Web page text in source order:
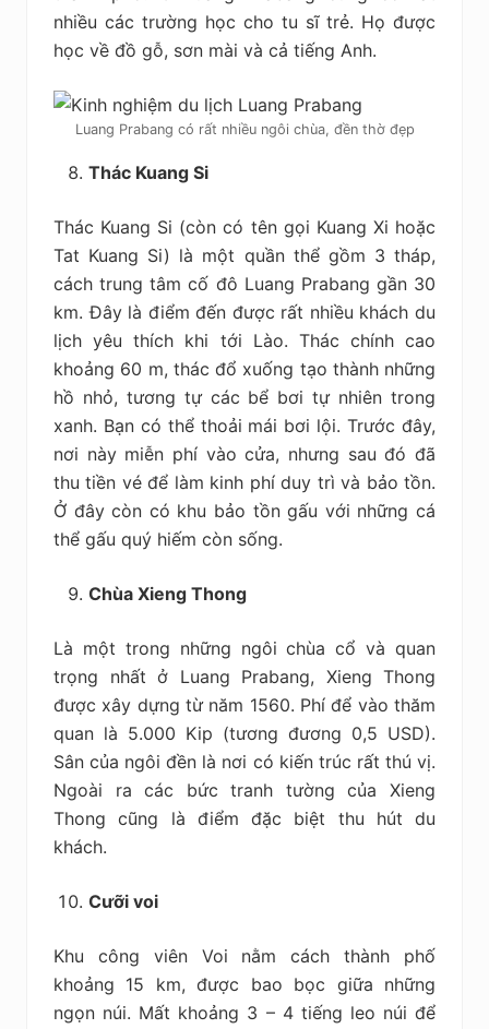
nhiều các trường học cho tu sĩ trẻ. Họ được
học về đồ gỗ, sơn mài và cả tiếng Anh.
Luang Prabang có rất nhiều ngôi chùa, đền thờ đẹp
Thác Kuang Si
Thác Kuang Si (còn có tên gọi Kuang Xi hoặc
Tat Kuang Si) là một quần thể gồm 3 tháp,
cách trung tâm cố đô Luang Prabang gần 30
km. Đây là điểm đến được rất nhiều khách du
lịch yêu thích khi tới Lào. Thác chính cao
khoảng 60 m, thác đổ xuống tạo thành những
hồ nhỏ, tương tự các bể bơi tự nhiên trong
xanh. Bạn có thể thoải mái bơi lội. Trước đây,
nơi này miễn phí vào cửa, nhưng sau đó đã
thu tiền vé để làm kinh phí duy trì và bảo tồn.
Ở đây còn có khu bảo tồn gấu với những cá
thể gấu quý hiếm còn sống.
Chùa Xieng Thong
Là một trong những ngôi chùa cổ và quan
trọng nhất ở Luang Prabang, Xieng Thong
được xây dựng từ năm 1560. Phí để vào thăm
quan là 5.000 Kip (tương đương 0,5 USD).
Sân của ngôi đền là nơi có kiến trúc rất thú vị.
Ngoài ra các bức tranh tường của Xieng
Thong cũng là điểm đặc biệt thu hút du
khách.
Cưỡi voi
Khu công viên Voi nằm cách thành phố
khoảng 15 km, được bao bọc giữa những
ngọn núi. Mất khoảng 3 – 4 tiếng leo núi để